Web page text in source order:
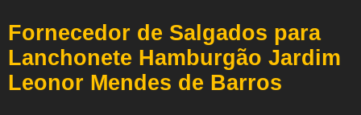
Fornecedor de Salgados para
Lanchonete Hamburgão Jardim
Leonor Mendes de Barros